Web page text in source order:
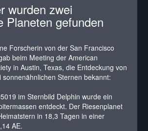
wurden zwei
Planeten gefunden
Forscherin von der San Francisco
beim Meeting der American
in Austin, Texas, die Entdeckung von
sonnenähnlichen Sternen bekannt:
im Sternbild Delphin wurde ein
entdeckt. Der Riesenplanet
in 18,3 Tagen in einer
AE.